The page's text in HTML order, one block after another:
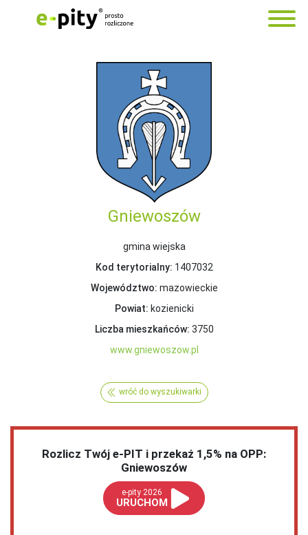
Gniewoszów
gmina wiejska
Kod terytorialny: 1407032
Województwo: mazowieckie
Powiat: kozienicki
Liczba mieszkańców: 3750
www.gniewoszow.pl
wróć do wyszukiwarki
Rozlicz Twój e-PIT i przekaż 1,5% na OPP:
Gniewoszów
e-pity 2026
URUCHOM